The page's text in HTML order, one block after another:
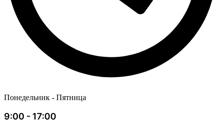
Понедельник - Пятница
9:00 - 17:00